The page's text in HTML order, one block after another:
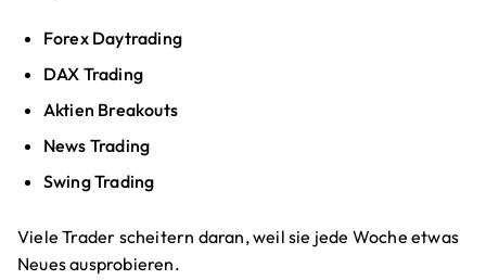
Forex Daytrading
DAX Trading
Aktien Breakouts
News Trading
Swing Trading
Viele Trader scheitern daran, weil sie jede Woche etwas
Neues ausprobieren.